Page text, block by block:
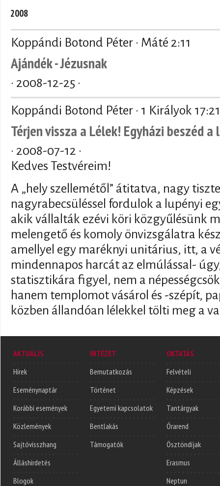
2008
Koppándi Botond Péter · Máté 2:11
Ajándék - Jézusnak
· 2008-12-25 ·
Koppándi Botond Péter · 1 Királyok
Térjen vissza a Lélek! Egyházi beszéd
· 2008-07-12 ·
Kedves Testvéreim!
A „hely szellemétől” átitatva, nagy
nagyrabecsüléssel fordulok a lupényi
akik vállalták ezévi köri közgyűlésünk
melengető és komoly önvizsgálatra
amellyel egy maréknyi unitárius, itt, a
mindennapos harcát az elmúlással-
statisztikára figyel, nem a
hanem templomot vásárol és -szépít,
közben állandóan lélekkel tölti meg a
AKTUÁLIS
Hírek
Eseménynaptár
Korábbi események
Közlemények
Sajtóvisszhang
Álláshirdetés
Blogok
INTÉZET
Bemutatkozás
Történet
Egyetemi kapcsolatok
Bentlakás
Támogatók
OKTATÁS
Felvételi
Képzések
Tantárgyak
Órarend
Ösztöndíjak
Erasmus
Neptun